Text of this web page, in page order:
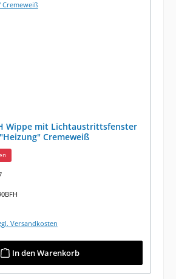
Wippe mit Lichtaustrittsfenster
und Aufschrift "Heizung" Cremeweiß
Versandkosten
In den Warenkorb